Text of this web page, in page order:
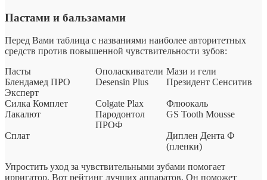
Пастами и бальзамами
Перед Вами таблица с названиями наиболее авторитетных
средств против повышенной чувствительности зубов:
Пасты
Ополаскиватели Мази и гели
Блендамед ПРО
Эксперт
Desensin Plus Президент Сенситив
Силка Комплет Colgate Plax
Флюокаль
Лакалют
Пародонтол
ПРОФ
GS Tooth Mousse
Сплат
Диплен Дента Ф
(пленки)
Упростить уход за чувствительными зубами помогает
ирригатор. Вот рейтинг лучших аппаратов. Он поможет